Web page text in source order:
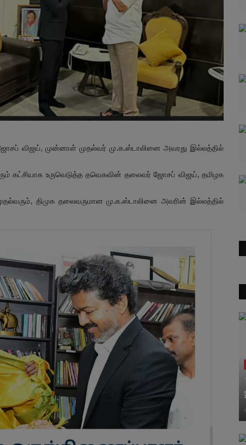
விஜய், முன்னாள் முதல்வர் மு.க.ஸ்டாலினை அவரது இல்லத்தில்
கட்சியாக உருவெடுத்த தவெகவின் தலைவர் ஜோசப் விஜய், தமிழக
திமுக தலைவருமான மு.க.ஸ்டாலினை அவரின் இல்லத்தில்